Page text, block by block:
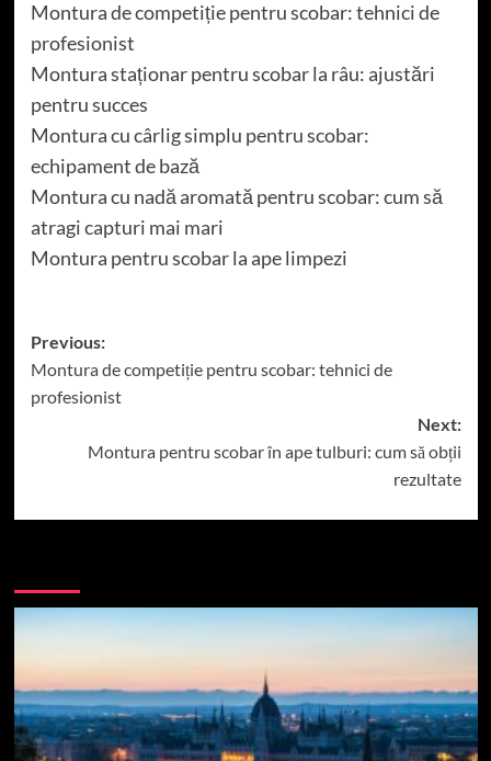
Montura de competiție pentru scobar: tehnici de
profesionist
Montura staționar pentru scobar la râu: ajustări
pentru succes
Montura cu cârlig simplu pentru scobar:
echipament de bază
Montura cu nadă aromată pentru scobar: cum să
atragi capturi mai mari
Montura pentru scobar la ape limpezi
Post
navigation
Previous:
Montura de competiție pentru scobar: tehnici de
profesionist
Next:
Montura pentru scobar în ape tulburi: cum să obții
rezultate